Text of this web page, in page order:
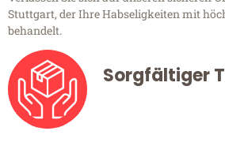
Stuttgart, der Ihre Habseligkeiten mit
behandelt.
Sorgfältiger